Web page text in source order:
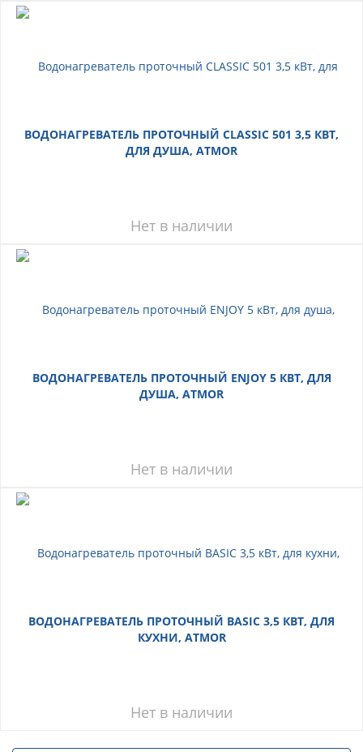
ВОДОНАГРЕВАТЕЛЬ ПРОТОЧНЫЙ CLASSIC 501 3,5 КВТ,
ДЛЯ ДУША, ATMOR
Нет в наличии
ВОДОНАГРЕВАТЕЛЬ ПРОТОЧНЫЙ ENJOY 5 КВТ, ДЛЯ
ДУША, ATMOR
Нет в наличии
ВОДОНАГРЕВАТЕЛЬ ПРОТОЧНЫЙ BASIC 3,5 КВТ, ДЛЯ
КУХНИ, ATMOR
Нет в наличии